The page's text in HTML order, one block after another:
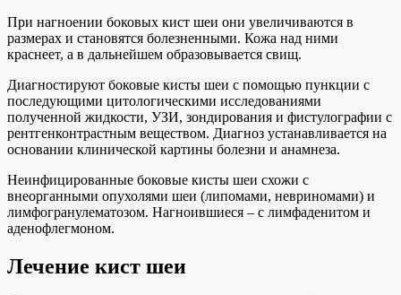
При нагноении боковых кист шеи они увеличиваются в
размерах и становятся болезненными. Кожа над ними
краснеет, а в дальнейшем образовывается свищ.
Диагностируют боковые кисты шеи с помощью пункции с
последующими цитологическими исследованиями
полученной жидкости, УЗИ, зондирования и фистулографии с
рентгенконтрастным веществом. Диагноз устанавливается на
основании клинической картины болезни и анамнеза.
Неинфицированные боковые кисты шеи схожи с
внеорганными опухолями шеи (липомами, невриномами) и
лимфогранулематозом. Нагноившиеся – с лимфаденитом и
аденофлегмоном.
Лечение кист шеи